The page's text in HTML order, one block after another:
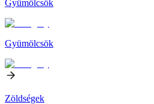
Gyümölcsök
Gyümölcsök
Zöldségek